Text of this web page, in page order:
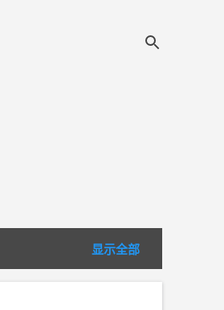
显示全部